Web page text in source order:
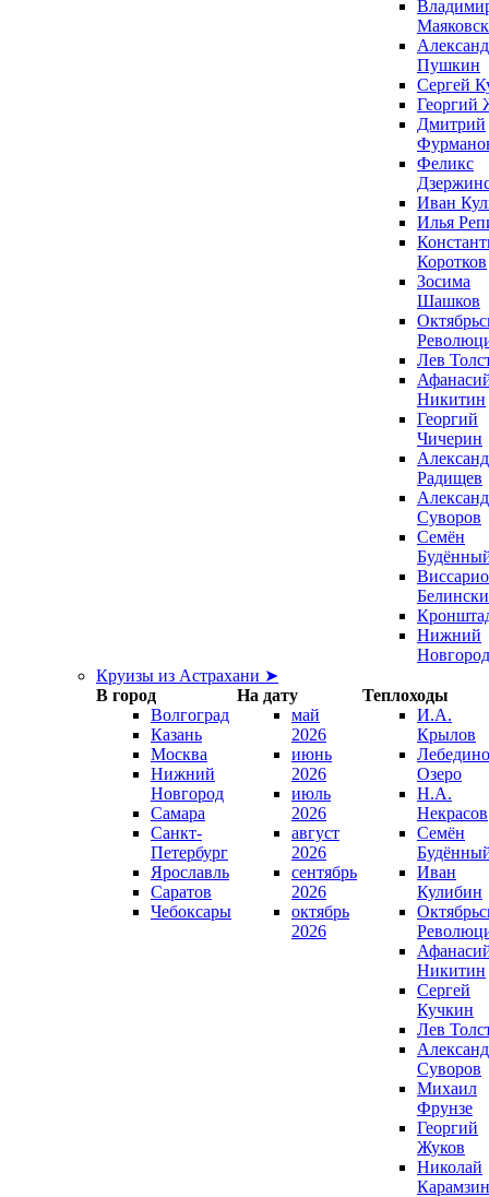
Пушкин
Сергей
Георгий
Дмитрий
Феликс
Иван
Илья
Коротков
Зосима
Шашков
Лев
Никитин
Георгий
Чичерин
Радищев
Суворов
Семён
Нижний
Новгород
Круизы из Астрахани ➤
В город
На дату
Теплоходы
Волгоград
Казань
Москва
Нижний
Новгород
Самара
Санкт-
Петербург
Ярославль
Саратов
Чебоксары
май
2026
июнь
2026
июль
2026
август
2026
сентябрь
2026
октябрь
2026
И.А.
Крылов
Озеро
Н.А.
Некрасов
Семён
Иван
Кулибин
Никитин
Сергей
Кучкин
Лев
Суворов
Михаил
Фрунзе
Георгий
Жуков
Николай
Карамзин